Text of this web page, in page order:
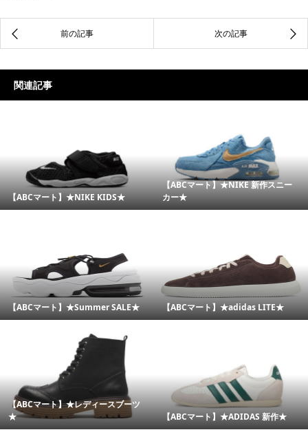
関連記事
【ABCマート】★NIKE KIDS★
【ABCマート】★NIKE 新作スニー
カー★
【ABCマート】★Summer SALE★ 【ABCマート】★adidas LITE★
【ABCマート】★レディースブーツ
★
【ABCマート】★ADIDAS 新作★